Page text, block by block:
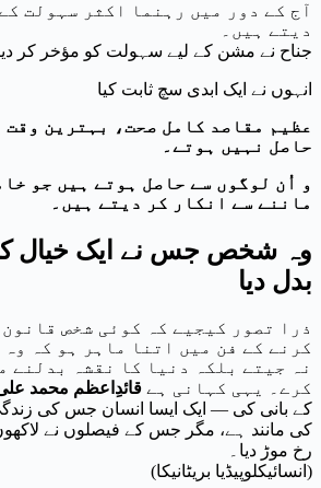
آج کے دور میں رہنما اکثر سہولت
دیتے ہیں۔
جناح نے مشن کے لیے سہولت کو مؤخر کر
انہوں نے ایک ابدی سچ ثابت کیا
عظیم مقاصد کامل صحت، بہترین وقت
حاصل نہیں ہوتے۔
و اُن لوگوں سے حاصل ہوتے ہیں جو
ماننے سے انکار کر دیتے ہیں۔
وہ شخص جس نے ایک خیال
بدل دیا
ذرا تصور کیجیے کہ کوئی شخص
کرنے کے فن میں اتنا ماہر ہو کہ
نہ جیتے بلکہ دنیا کا نقشہ بدلنے
کرے۔ یہی کہانی ہے قائدِاعظم محمد
کے بانی کی — ایک ایسا انسان جس کی
کی مانند ہے، مگر جس کے فیصلوں نے
رخ موڑ دیا۔
(انسائیکلوپیڈیا بریٹانیکا)